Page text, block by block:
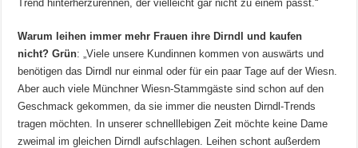
Trend hinterherzurennen, der vielleicht gar nicht zu einem passt.“
Warum leihen immer mehr Frauen ihre Dirndl und kaufen
nicht? Grün: „Viele unsere Kundinnen kommen von auswärts und
benötigen das Dirndl nur einmal oder für ein paar Tage auf der Wiesn.
Aber auch viele Münchner Wiesn-Stammgäste sind schon auf den
Geschmack gekommen, da sie immer die neusten Dirndl-Trends
tragen möchten. In unserer schnelllebigen Zeit möchte keine Dame
zweimal im gleichen Dirndl aufschlagen. Leihen schont außerdem